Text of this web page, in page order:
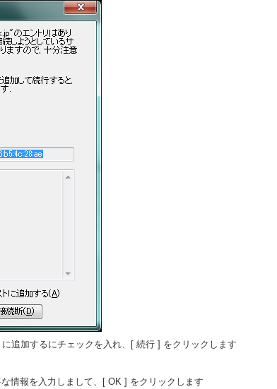
追加するにチェックを入れ、[ 続行 ] をクリックします
情報を入力しまして、[ OK ] をクリックします